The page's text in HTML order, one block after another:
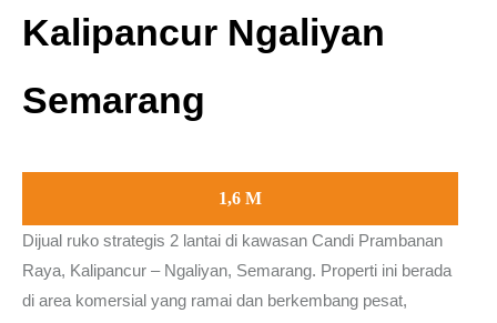
Kalipancur Ngaliyan
Semarang
1,6 M
Dijual ruko strategis 2 lantai di kawasan Candi Prambanan
Raya, Kalipancur – Ngaliyan, Semarang. Properti ini berada
di area komersial yang ramai dan berkembang pesat,